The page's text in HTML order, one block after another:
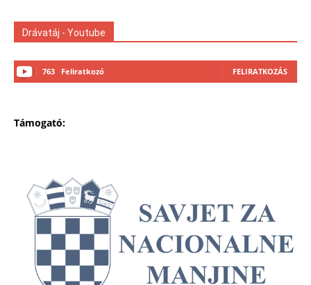
Drávatáj - Youtube
763 Feliratkozó FELIRATKOZÁS
Támogató: